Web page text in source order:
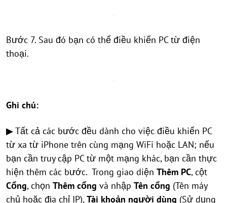
Bước 7. Sau đó bạn có thể điều khiển PC từ điện
thoại.
Ghi chú:
▶ Tất cả các bước đều dành cho việc điều khiển PC
từ xa từ iPhone trên cùng mạng WiFi hoặc LAN; nếu
bạn cần truy cập PC từ một mạng khác, bạn cần thực
hiện thêm các bước. Trong giao diện Thêm PC, cột
Cổng, chọn Thêm cổng và nhập Tên cổng (Tên máy
chủ hoặc địa chỉ IP),Tài khoản người dùng (Sử dụng